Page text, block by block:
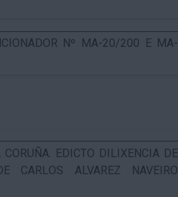
Nº MA-20/200 E MA-
EDICTO DILIXENCIA DE
CARLOS ALVAREZ NAVEIRO